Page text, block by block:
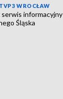
WROCŁAW
serwis informacyjny
Śląska